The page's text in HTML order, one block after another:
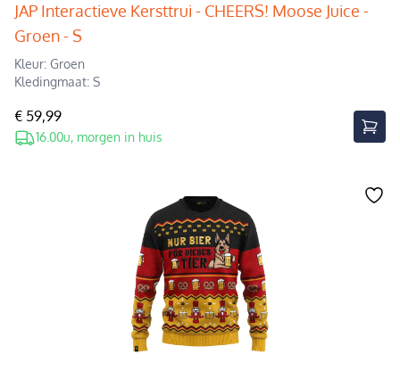
JAP Interactieve Kersttrui - CHEERS! Moose Juice -
Groen - S
Kleur: Groen
Kledingmaat: S
€ 59,99
16.00u, morgen in huis